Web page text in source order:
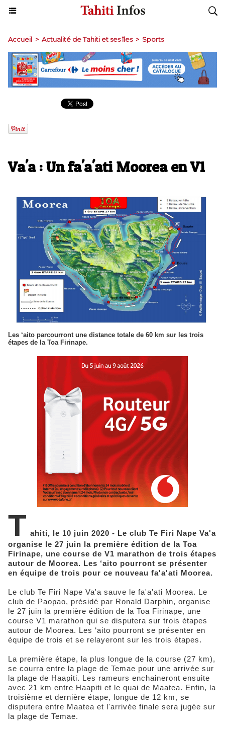
Accueil > Actualité de Tahiti et ses îles > Sports
Va'a : Un fa'a'ati Moorea en V1
Les ‘aito parcourront une distance totale de 60 km sur les trois
étapes de la Toa Firinape.
T ahiti, le 10 juin 2020 - Le club Te Firi Nape Va'a
organise le 27 juin la première édition de la Toa
Firinape, une course de V1 marathon de trois étapes
autour de Moorea. Les ‘aito pourront se présenter
en équipe de trois pour ce nouveau fa'a'ati Moorea.
Le club Te Firi Nape Va'a sauve le fa'a'ati Moorea. Le
club de Paopao, présidé par Ronald Darphin, organise
le 27 juin la première édition de la Toa Firinape, une
course V1 marathon qui se disputera sur trois étapes
autour de Moorea. Les ‘aito pourront se présenter en
équipe de trois et se relayeront sur les trois étapes.
La première étape, la plus longue de la course (27 km),
se courra entre la plage de Temae pour une arrivée sur
la plage de Haapiti. Les rameurs enchaineront ensuite
avec 21 km entre Haapiti et le quai de Maatea. Enfin, la
troisième et dernière étape, longue de 12 km, se
disputera entre Maatea et l'arrivée finale sera jugée sur
la plage de Temae.